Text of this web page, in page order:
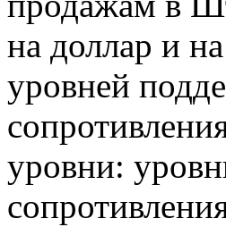
на доллар и
уровней
уровни: